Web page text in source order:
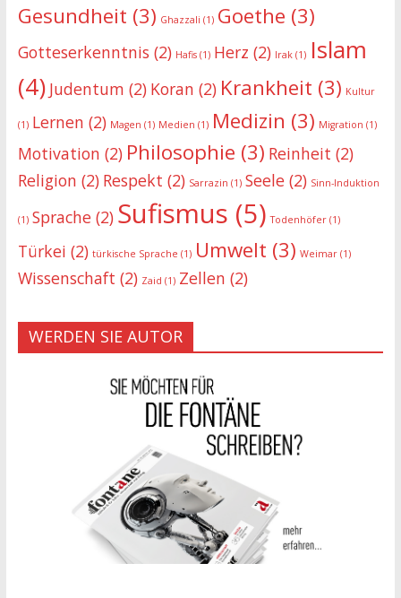
Gesundheit (3) Ghazzali (1) Goethe (3)
Gotteserkenntnis (2) Hafis(1) Herz (2) Irak(1) Islam
(4) Judentum (2) Koran (2) Krankheit (3) Kultur
(1) Lernen (2) Magen (1) Medien (1) Medizin (3) Migration (1)
Motivation (2) Philosophie (3) Reinheit (2)
Religion (2) Respekt (2) Sarrazin (1) Seele(2) Sinn-Induktion
(1) Sprache(2) Sufismus (5) Todenhöfer(1)
Türkei (2) türkische Sprache (1) Umwelt (3) Weimar(1)
Wissenschaft (2) Zaid (1) Zellen (2)
WERDEN SIE AUTOR